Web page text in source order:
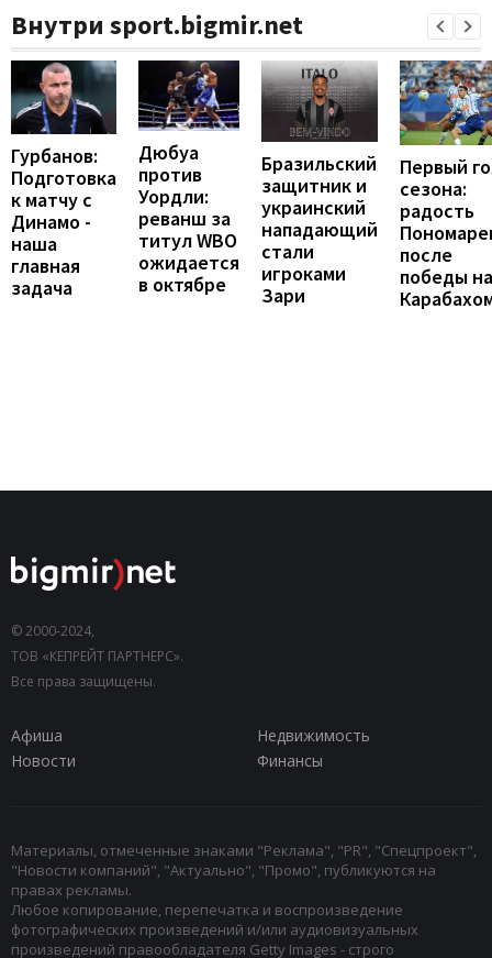
Внутри sport.bigmir.net
Гурбанов:
Подготовка
к матчу с
Динамо -
наша
главная
задача
Дюбуа
против
Уордли:
реванш за
титул WBO
ожидается
в октябре
Бразильский
защитник и
украинский
нападающий
стали
игроками
Зари
Первый
сезона:
радость
после
победы
© 2000-2024,
ТОВ «КЕПРЕЙТ ПАРТНЕРС».
Все права защищены.
Афиша
Недвижимость
Новости
Финансы
Материалы, отмеченные знаками "Реклама", "PR", "Спецпроект",
"Новости компаний", "Актуально", "Промо", публикуются на
правах рекламы.
Любое копирование, перепечатка и воспроизведение
фотографических произведений и/или аудиовизуальных
произведений правообладателя Getty Images - строго